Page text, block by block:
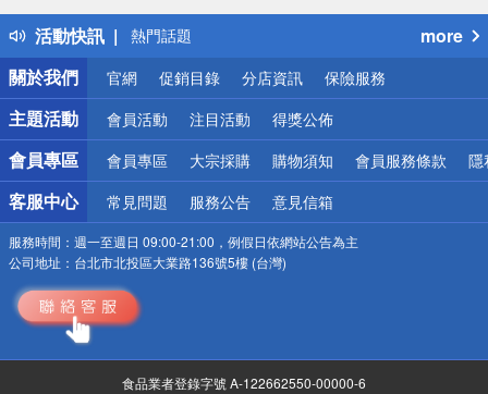
活動快訊
得獎公告
熱門話題
銀行優惠
偏遠地區配送
詐騙網頁！請小心！
more
關於我們
官網 促銷目錄 分店資訊 保險服務
主題活動 會員活動 注目活動 得獎公佈
會員專區 會員專區 大宗採購 購物須知 會員服務條款 隱
客服中心 常見問題 服務公告 意見信箱
服務時間： 週一至週日 09:00-21:00，例假日依網站公告為主
公司地址： 台北市北投區大業路136號5樓 (台灣)
食品業者登錄字號 A-122662550-00000-6